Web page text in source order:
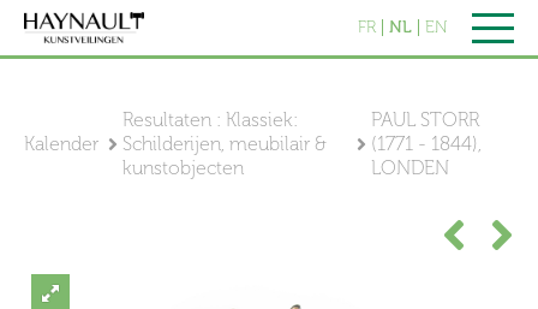
FR NL EN
Kalender
Resultaten : Klassiek:
Schilderijen, meubilair &
kunstobjecten
PAUL STORR
(1771 - 1844),
LONDEN